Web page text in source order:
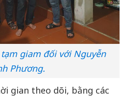
giam đối với Nguyễn
Phương.
gian theo dõi, bằng các